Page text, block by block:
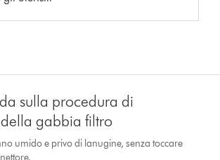
sulla procedura di
della gabbia filtro
umido e privo di lanugine, senza toccare